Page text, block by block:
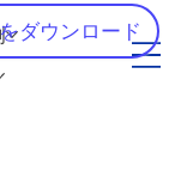
ダウンロード